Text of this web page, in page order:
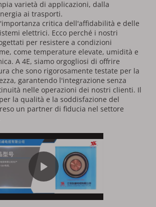
varietà di applicazioni, dalla
ai trasporti.
critica dell'affidabilità e delle
elettrici. Ecco perché i nostri
per resistere a condizioni
come temperature elevate, umidità e
A 4E, siamo orgogliosi di offrire
che sono rigorosamente testate per la
garantendo l'integrazione senza
nelle operazioni dei nostri clienti. Il
la qualità e la soddisfazione del
un partner di fiducia nel settore